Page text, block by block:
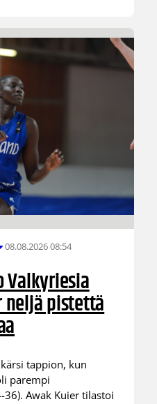
08.08.2026 08:54
Valkyriesia
neljä pistettä
tappion, kun
parempi
Awak Kuier tilastoi